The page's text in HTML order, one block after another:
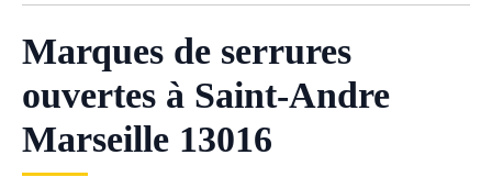
Marques de serrures
ouvertes à Saint-Andre
Marseille 13016